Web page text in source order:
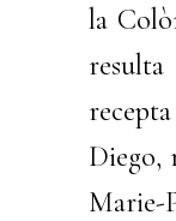
la
Diego,
Marie-